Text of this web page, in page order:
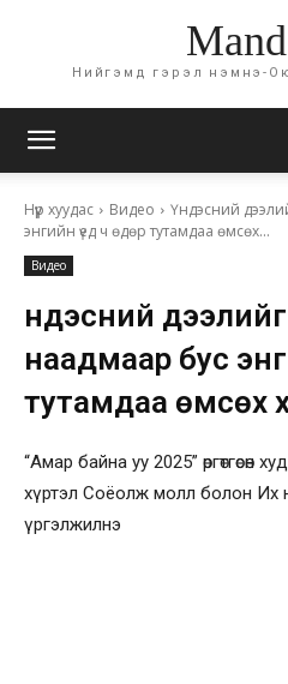
Нийгэмд гэрэл нэмнэ-
Нүүр хуудас Видео
Үндэсний
энгийн үед ч өдөр тутамдаа өмсөх...
Видео
Үндэсний
наадмаар бус
тутамдаа өмсөх
“Амар байна уу 2025” өргөтгөсөн
хүртэл Соёолж молл болон Их
үргэлжилнэ